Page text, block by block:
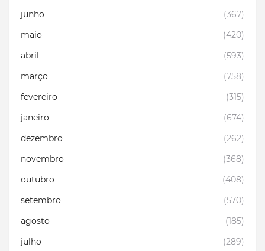
junho
(367)
maio
(420)
abril
(593)
março
(758)
fevereiro
(315)
janeiro
(674)
dezembro
(262)
novembro
(368)
outubro
(408)
setembro
(570)
agosto
(185)
julho
(289)